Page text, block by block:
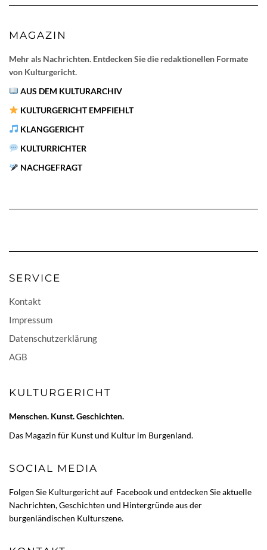
MAGAZIN
Mehr als Nachrichten. Entdecken Sie die redaktionellen Formate
von Kulturgericht.
AUS DEM KULTURARCHIV
KULTURGERICHT EMPFIEHLT
KLANGGERICHT
KULTURRICHTER
NACHGEFRAGT
SERVICE
Kontakt
Impressum
Datenschutzerklärung
AGB
KULTURGERICHT
Menschen. Kunst. Geschichten.
Das Magazin für Kunst und Kultur im Burgenland.
SOCIAL MEDIA
Folgen Sie Kulturgericht auf Facebookund entdecken Sie aktuelle
Nachrichten, Geschichten und Hintergründe aus der
burgenländischen Kulturszene.